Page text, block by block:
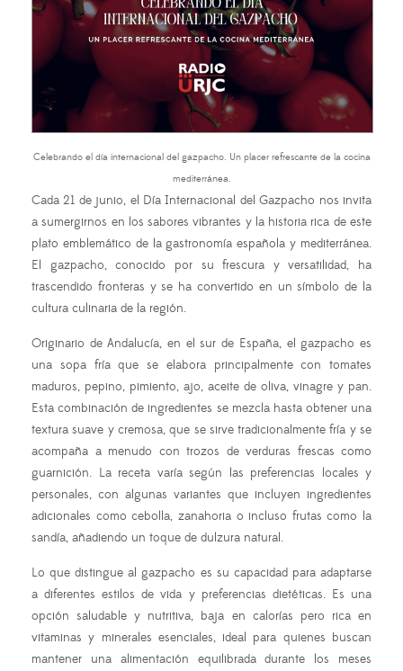
Celebrando el día internacional del gazpacho. Un placer refrescante de la cocina
mediterránea.
Cada 21 de junio, el Día Internacional del Gazpacho nos invita
a sumergirnos en los sabores vibrantes y la historia rica de este
plato emblemático de la gastronomía española y mediterránea.
El gazpacho, conocido por su frescura y versatilidad, ha
trascendido fronteras y se ha convertido en un símbolo de la
cultura culinaria de la región.
Originario de Andalucía, en el sur de España, el gazpacho es
una sopa fría que se elabora principalmente con tomates
maduros, pepino, pimiento, ajo, aceite de oliva, vinagre y pan.
Esta combinación de ingredientes se mezcla hasta obtener una
textura suave y cremosa, que se sirve tradicionalmente fría y se
acompaña a menudo con trozos de verduras frescas como
guarnición. La receta varía según las preferencias locales y
personales, con algunas variantes que incluyen ingredientes
adicionales como cebolla, zanahoria o incluso frutas como la
sandía, añadiendo un toque de dulzura natural.
Lo que distingue al gazpacho es su capacidad para adaptarse
a diferentes estilos de vida y preferencias dietéticas. Es una
opción saludable y nutritiva, baja en calorías pero rica en
vitaminas y minerales esenciales, ideal para quienes buscan
mantener una alimentación equilibrada durante los meses